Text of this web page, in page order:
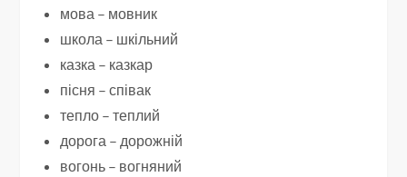
мова – мовник
школа – шкільний
казка – казкар
пісня – співак
тепло – теплий
дорога – дорожній
вогонь – вогняний